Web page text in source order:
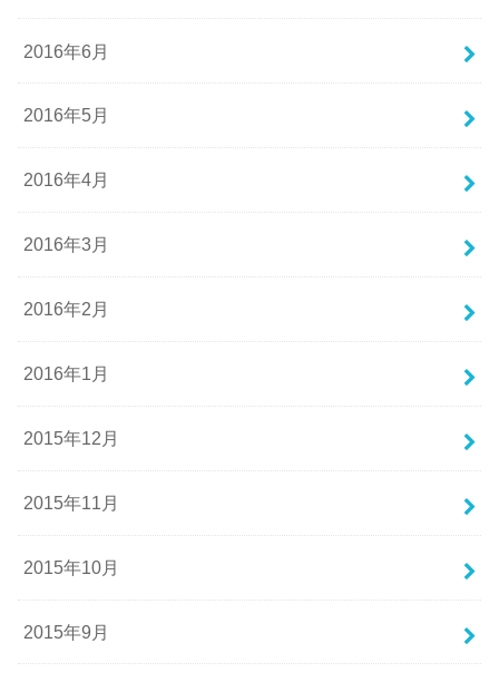
2016年6月
2016年5月
2016年4月
2016年3月
2016年2月
2016年1月
2015年12月
2015年11月
2015年10月
2015年9月